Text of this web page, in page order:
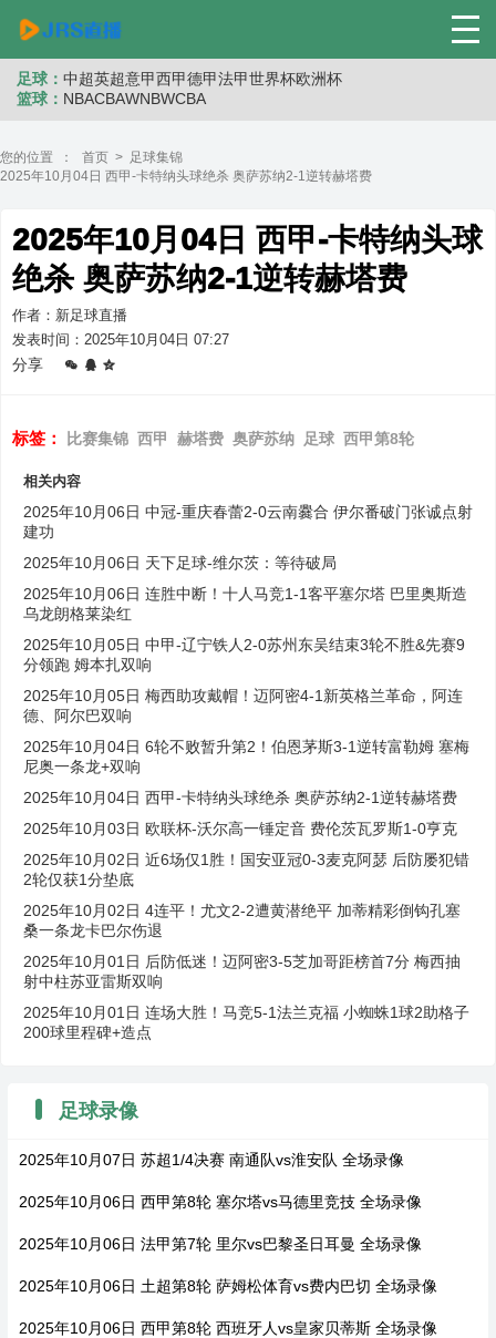
足球： 中超英超意甲西甲德甲法甲世界杯欧洲杯
篮球： NBACBAWNBWCBA
您的位置 ： 首页 > 足球集锦
2025年10月04日 西甲-卡特纳头球绝杀 奥萨苏纳2-1逆转赫塔费
2025年10月04日 西甲-卡特纳头球
绝杀 奥萨苏纳2-1逆转赫塔费
作者：新足球直播
发表时间：2025年10月04日 07:27
分享
标签： 比赛集锦 西甲 赫塔费 奥萨苏纳 足球 西甲第8轮
相关内容
2025年10月06日 中冠-重庆春蕾2-0云南爨合 伊尔番破门张诚点射
建功
2025年10月06日 天下足球-维尔茨：等待破局
2025年10月06日 连胜中断！十人马竞1-1客平塞尔塔 巴里奥斯造
乌龙朗格莱染红
2025年10月05日 中甲-辽宁铁人2-0苏州东吴结束3轮不胜&先赛9
分领跑 姆本扎双响
2025年10月05日 梅西助攻戴帽！迈阿密4-1新英格兰革命，阿连
德、阿尔巴双响
2025年10月04日 6轮不败暂升第2！伯恩茅斯3-1逆转富勒姆 塞梅
尼奥一条龙+双响
2025年10月04日 西甲-卡特纳头球绝杀 奥萨苏纳2-1逆转赫塔费
2025年10月03日 欧联杯-沃尔高一锤定音 费伦茨瓦罗斯1-0亨克
2025年10月02日 近6场仅1胜！国安亚冠0-3麦克阿瑟 后防屡犯错
2轮仅获1分垫底
2025年10月02日 4连平！尤文2-2遭黄潜绝平 加蒂精彩倒钩孔塞
桑一条龙卡巴尔伤退
2025年10月01日 后防低迷！迈阿密3-5芝加哥距榜首7分 梅西抽
射中柱苏亚雷斯双响
2025年10月01日 连场大胜！马竞5-1法兰克福 小蜘蛛1球2助格子
200球里程碑+造点
足球录像
2025年10月07日 苏超1/4决赛 南通队vs淮安队 全场录像
2025年10月06日 西甲第8轮 塞尔塔vs马德里竞技 全场录像
2025年10月06日 法甲第7轮 里尔vs巴黎圣日耳曼 全场录像
2025年10月06日 土超第8轮 萨姆松体育vs费内巴切 全场录像
2025年10月06日 西甲第8轮 西班牙人vs皇家贝蒂斯 全场录像